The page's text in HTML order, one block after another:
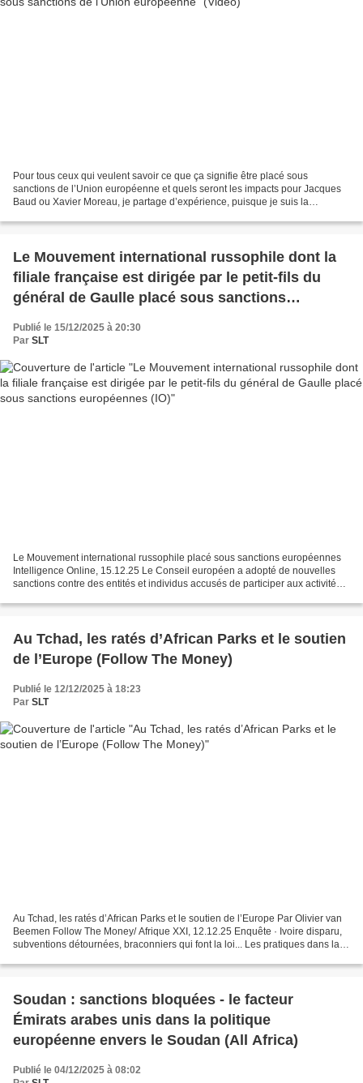
Pour tous ceux qui veulent savoir ce que ça signifie être placé sous
sanctions de l’Union européenne et quels seront les impacts pour Jacques
Baud ou Xavier Moreau, je partage d’expérience, puisque je suis la
Le Mouvement international russophile dont la
filiale française est dirigée par le petit-fils du
général de Gaulle placé sous sanctions
européennes (IO)
Publié le 15/12/2025 à 20:30
Par SLT
Le Mouvement international russophile placé sous sanctions européennes
Intelligence Online, 15.12.25 Le Conseil européen a adopté de nouvelles
sanctions contre des entités et individus accusés de participer aux activités
Au Tchad, les ratés d’African Parks et le soutien
de l’Europe (Follow The Money)
Publié le 12/12/2025 à 18:23
Par SLT
Au Tchad, les ratés d’African Parks et le soutien de l’Europe Par Olivier van
Beemen Follow The Money/ Afrique XXI, 12.12.25 Enquête · Ivoire disparu,
subventions détournées, braconniers qui font la loi... Les pratiques dans la
Soudan : sanctions bloquées - le facteur
Émirats arabes unis dans la politique
européenne envers le Soudan (All Africa)
Publié le 04/12/2025 à 08:02